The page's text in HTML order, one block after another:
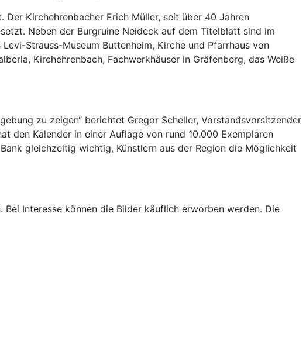
Kirchehrenbacher Erich Müller, seit über 40 Jahren
Neben der Burgruine Neideck auf dem Titelblatt sind im
Strauss-Museum Buttenheim, Kirche und Pfarrhaus von
Kirchehrenbach, Fachwerkhäuser in Gräfenberg, das Weiße
zu zeigen“ berichtet Gregor Scheller, Vorstandsvorsitzender
den Kalender in einer Auflage von rund 10.000 Exemplaren
gleichzeitig wichtig, Künstlern aus der Region die Möglichkeit
Interesse können die Bilder käuflich erworben werden. Die